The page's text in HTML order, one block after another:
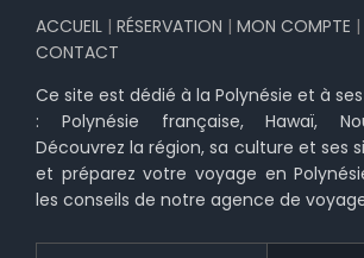
ACCUEIL | RÉSERVATION | MON COMPTE |
CONTACT
Ce site est dédié à la Polynésie et à
: Polynésie française, Hawaï,
Découvrez la région, sa culture et ses
et préparez votre voyage en
les conseils de notre agence de